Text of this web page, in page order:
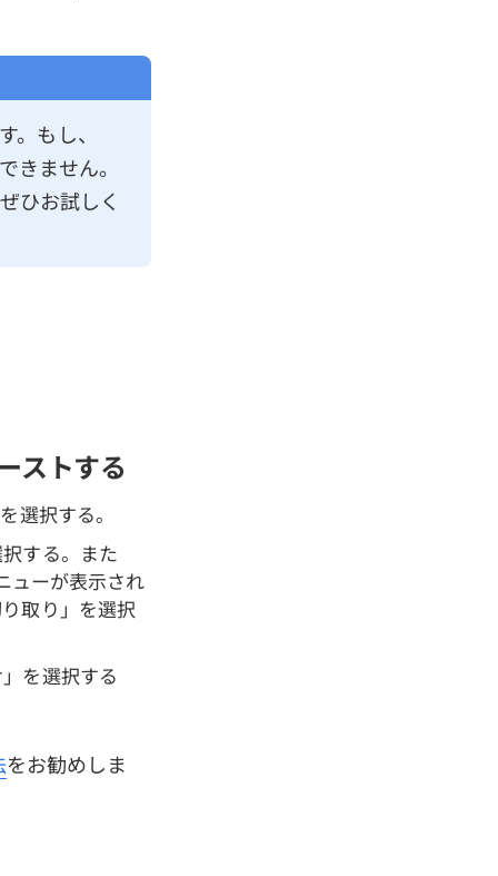
もし、
きません。
ひお試しく
ストする
選択する。
する。また
ューが表示され
取り」を選択
を選択する
をお勧めしま